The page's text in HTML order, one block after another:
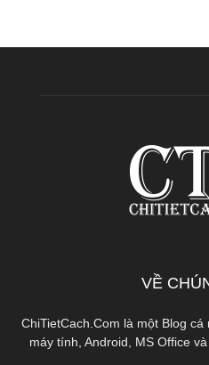
VỀ
ChiTietCach.Com là một Blog
máy tính, Android, MS Office